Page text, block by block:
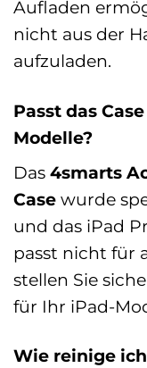
Aufladen
nicht aus der
aufzuladen.
Passt das
Modelle?
Das 4smarts
Case wurde
und das iPad
passt nicht für
stellen Sie
für Ihr iPad-
Wie reinige